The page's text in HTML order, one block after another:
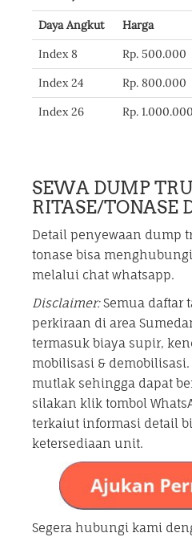
Daya Angkut Harga
Index 8
Rp. 500.000
Index 24
Rp. 800.000
Index 26
Rp. 1.000.000
SEWA DUMP
RITASE/TONASE
Detail penyewaan dump
tonase bisa
melalui chat whatsapp.
Disclaimer:Semua daftar
perkiraan di area
termasuk biaya supir,
mobilisasi &
mutlak sehingga dapat
silakan klik tombol
terkaiut informasi detail
ketersediaan unit.
Segera hubungi kami